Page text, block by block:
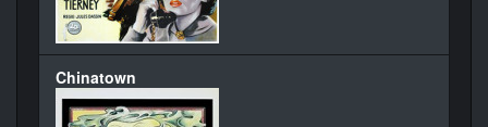
Chinatown